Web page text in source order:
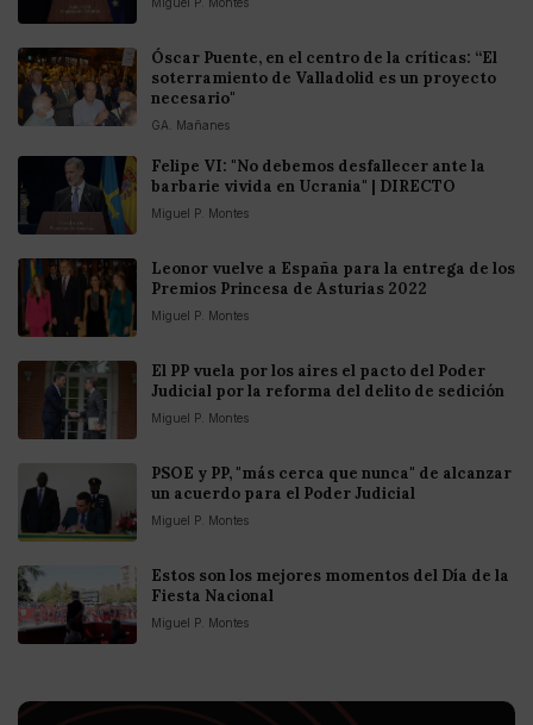
Óscar Puente, en el centro de la críticas: “El
soterramiento de Valladolid es un proyecto
necesario"
GA. Mañanes
Felipe VI: "No debemos desfallecer ante la
barbarie vivida en Ucrania" | DIRECTO
Miguel P. Montes
Leonor vuelve a España para la entrega de los
Premios Princesa de Asturias 2022
Miguel P. Montes
El PP vuela por los aires el pacto del Poder
Judicial por la reforma del delito de sedición
Miguel P. Montes
PSOE y PP, "más cerca que nunca" de alcanzar
un acuerdo para el Poder Judicial
Miguel P. Montes
Estos son los mejores momentos del Día de la
Fiesta Nacional
Miguel P. Montes